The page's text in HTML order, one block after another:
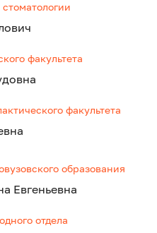
факультета
факультета
образования
Евгеньевна
отдела